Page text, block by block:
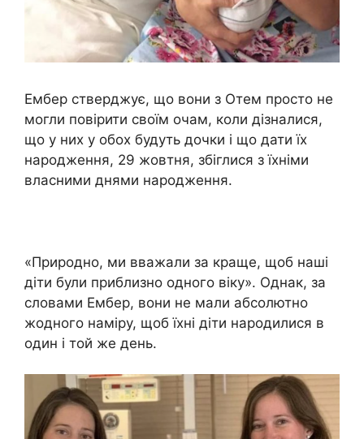
Ембер стверджує, що вони з Отем просто не
могли повірити своїм очам, коли дізналися,
що у них у обох будуть дочки і що дати їх
народження, 29 жовтня, збіглися з їхніми
власними днями народження.
«Природно, ми вважали за краще, щоб наші
діти були приблизно одного віку». Однак, за
словами Ембер, вони не мали абсолютно
жодного наміру, щоб їхні діти народилися в
один і той же день.